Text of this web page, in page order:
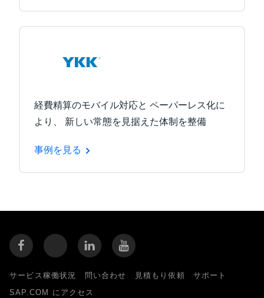
経費精算のモバイル対応と ペーパーレス化に
より、 新しい常態を見据えた体制を整備
事例を見る
サービス稼働状況 問い合わせ 見積もり依頼
サポート
SAP.COM にアクセス